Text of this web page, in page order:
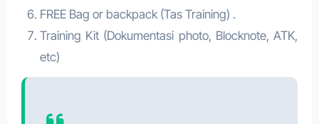
FREE Bag or backpack (Tas Training) .
Training Kit (Dokumentasi photo, Blocknote, ATK,
etc)